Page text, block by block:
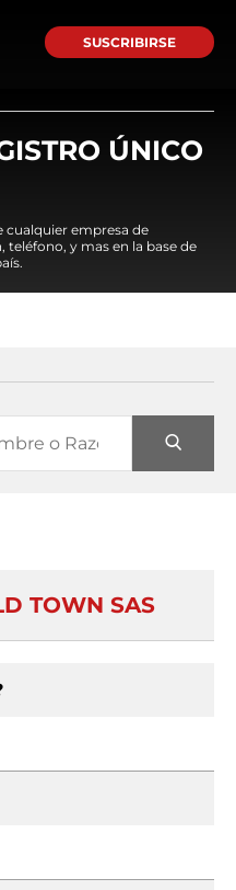
SUSCRIBIRSE
ÚNICO
cualquier empresa de
y mas en la base de
TOWN SAS